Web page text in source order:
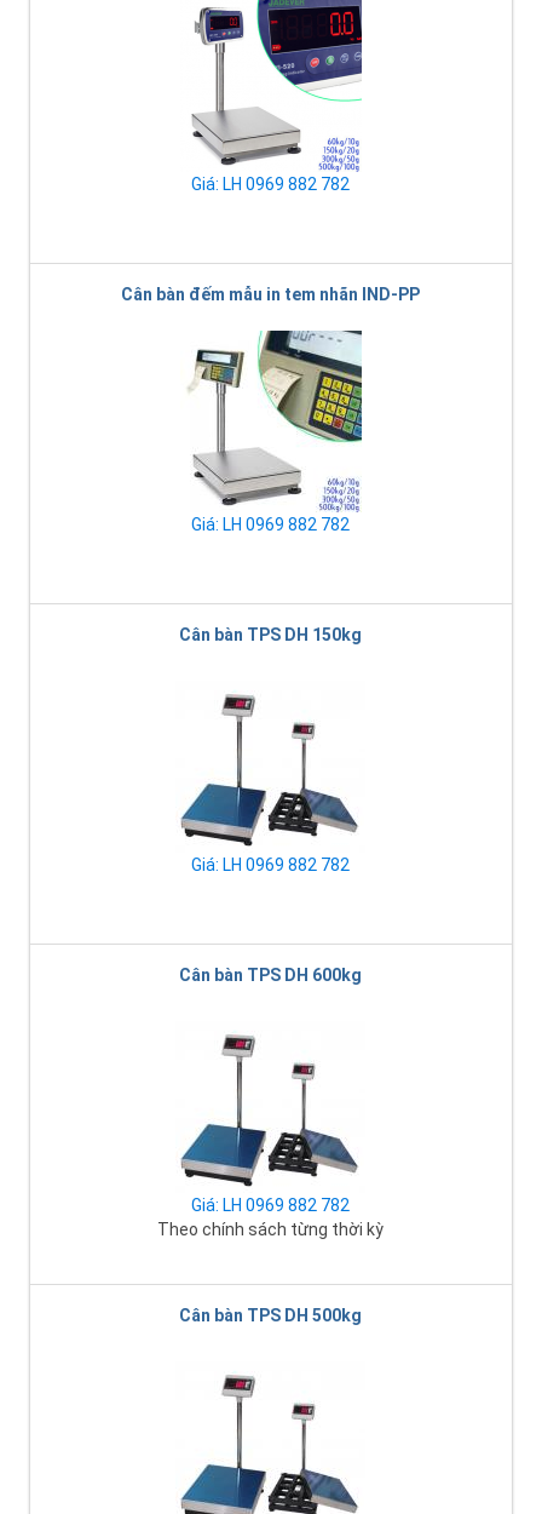
Giá: LH 0969 882 782
Cân bàn đếm mẫu in tem nhãn IND-PP
Giá: LH 0969 882 782
Cân bàn TPS DH 150kg
Giá: LH 0969 882 782
Cân bàn TPS DH 600kg
Giá: LH 0969 882 782
Theo chính sách từng thời kỳ
Cân bàn TPS DH 500kg